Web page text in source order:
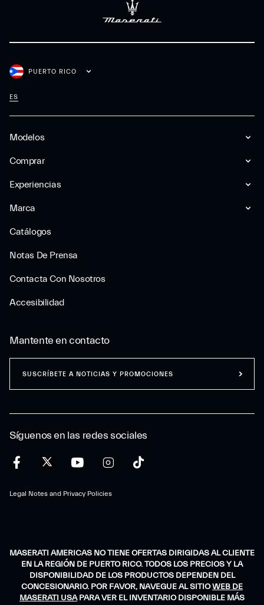
Modelos
Comprar
Experiencias
Marca
Catálogos
Notas De Prensa
Contacta Con Nosotros
Accesibilidad
PUERTO RICO
ES
Síguenos en las redes sociales
Legal Notes and Privacy Policies
Mantente en contacto
SUSCRÍBETE A NOTICIAS Y PROMOCIONES
MASERATI AMERICAS NO TIENE OFERTAS DIRIGIDAS AL CLIENTE
EN LA REGIÓN DE PUERTO RICO. TODOS LOS PRECIOS Y LA
DISPONIBILIDAD DE LOS PRODUCTOS DEPENDEN DEL
CONCESIONARIO. POR FAVOR, NAVEGUE AL SITIOWEB DE
MASERATI USAPARA VER EL INVENTARIO DISPONIBLE MÁS